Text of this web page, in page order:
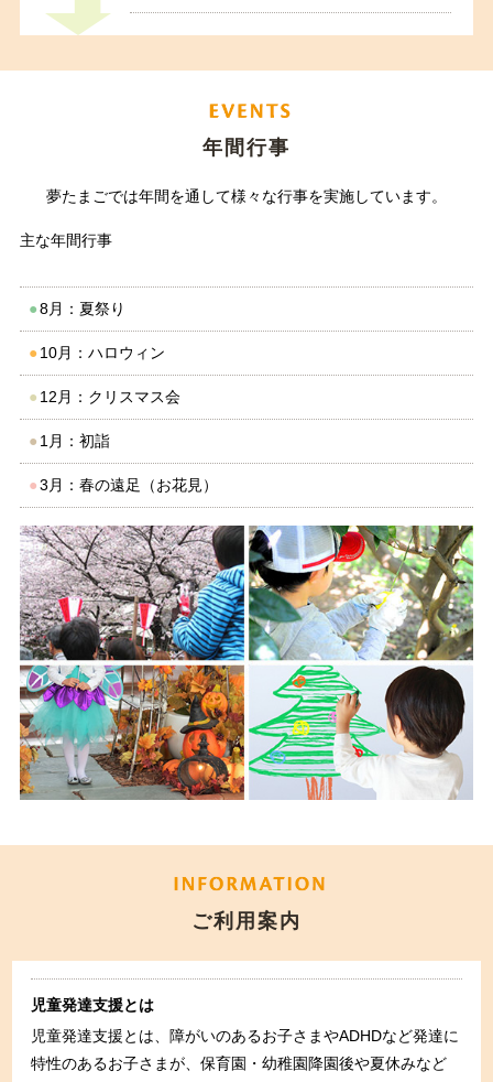
年間行事
夢たまごでは年間を通して様々な行事を実施しています。
主な年間行事
●8月：夏祭り
●10月：ハロウィン
● 12月：クリスマス会
● 1月：初詣
●3月：春の遠足（お花見）
ご利用案内
児童発達支援とは
児童発達支援とは、障がいのあるお子さまやADHDなど発達に
特性のあるお子さまが、保育園・幼稚園降園後や夏休みなど